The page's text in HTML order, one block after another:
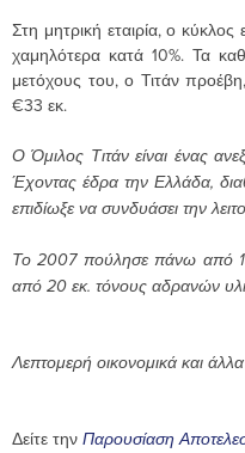
Στη μητρική εταιρία, ο
χαμηλότερα κατά 10%. Τα
μετόχους του, ο Τιτάν
€33 εκ.
Ο Όμιλος Τιτάν είναι ένας
Έχοντας έδρα την Ελλάδα,
επιδίωξε να συνδυάσει την
Το 2007 πούλησε πάνω από
από 20 εκ. τόνους αδρανών
Λεπτομερή οικονομικά και
Δείτε την Παρουσίαση